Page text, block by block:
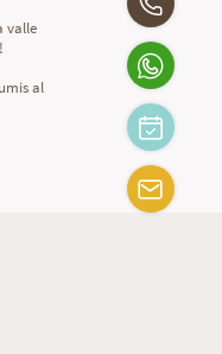
valle
!
al